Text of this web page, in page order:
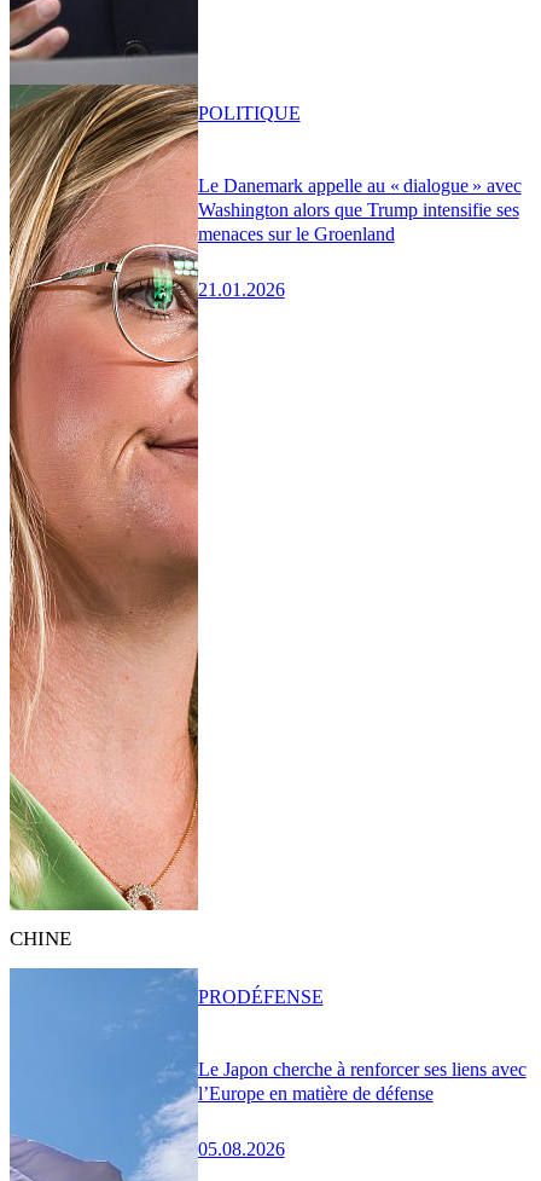
Le Danemark appelle au « dialogue » avec
Washington alors que Trump intensifie ses
menaces sur le Groenland
21.01.2026
POLITIQUE
CHINE
Le Japon cherche à renforcer ses liens avec
l’Europe en matière de défense
05.08.2026
PRODÉFENSE